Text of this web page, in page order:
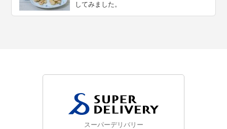
してみました。
スーパーデリバリー